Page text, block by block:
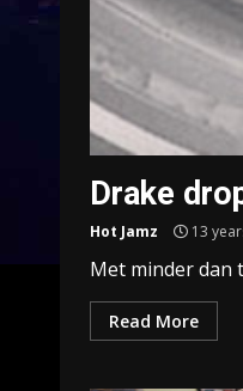
Drake
Hot Jamz 13
Met minder dan
Read More